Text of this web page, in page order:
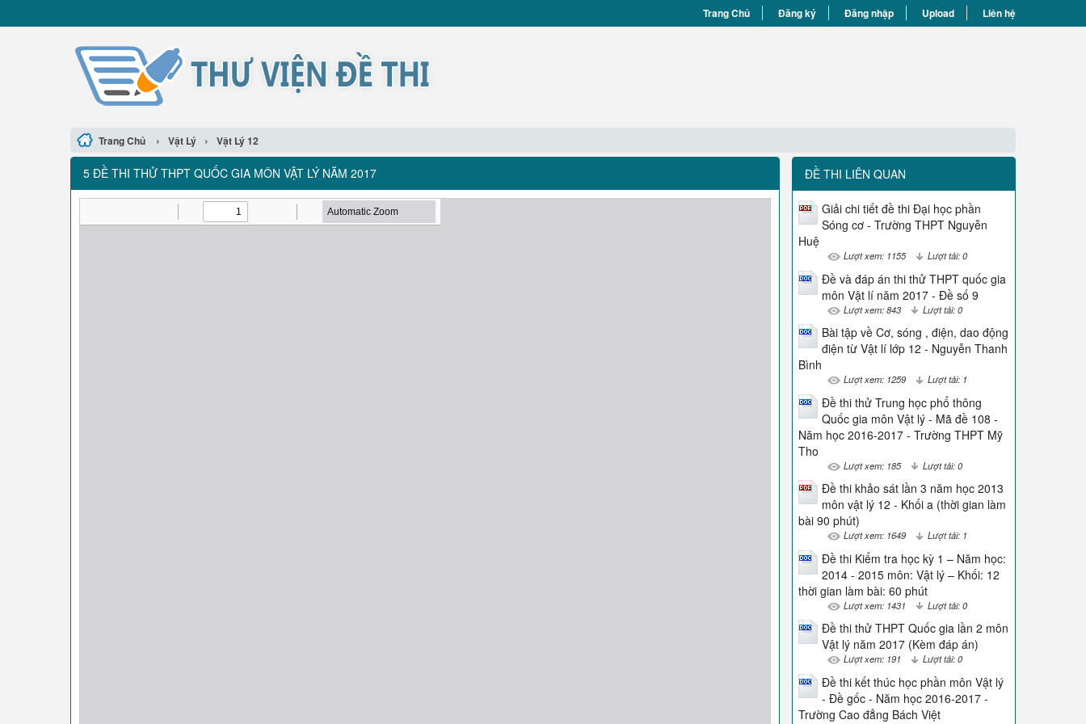
Trang Chủ Đăng ký Đăng nhập Upload Liên hệ
Trang Chủ › Vật Lý › Vật Lý 12
5 ĐỀ THI THỬ THPT QUỐC GIA MÔN VẬT LÝ NĂM 2017 ĐỀ THI LIÊN QUAN
Giải chi tiết đề thi Đại học phần
Sóng cơ - Trường THPT Nguyễn
Huệ
Lượt xem: 1155 Lượt tải: 0
Đề và đáp án thi thử THPT quốc gia
môn Vật lí năm 2017 - Đề số 9
Lượt xem: 843 Lượt tải: 0
Bài tập về Cơ, sóng , điện, dao động
điện từ Vật lí lớp 12 - Nguyễn Thanh
Bình
Lượt xem: 1259 Lượt tải: 1
Đề thi thử Trung học phổ thông
Quốc gia môn Vật lý - Mã đề 108 -
Năm học 2016-2017 - Trường THPT Mỹ
Tho
Lượt xem: 185 Lượt tải: 0
Đề thi khảo sát lần 3 năm học 2013
môn vật lý 12 - Khối a (thời gian làm
bài 90 phút)
Lượt xem: 1649 Lượt tải: 1
Đề thi Kiểm tra học kỳ 1 – Năm học:
2014 - 2015 môn: Vật lý – Khối: 12
thời gian làm bài: 60 phút
Lượt xem: 1431 Lượt tải: 0
Đề thi thử THPT Quốc gia lần 2 môn
Vật lý năm 2017 (Kèm đáp án)
Lượt xem: 191 Lượt tải: 0
Đề thi kết thúc học phần môn Vật lý
- Đề gốc - Năm học 2016-2017 -
Trường Cao đẳng Bách Việt